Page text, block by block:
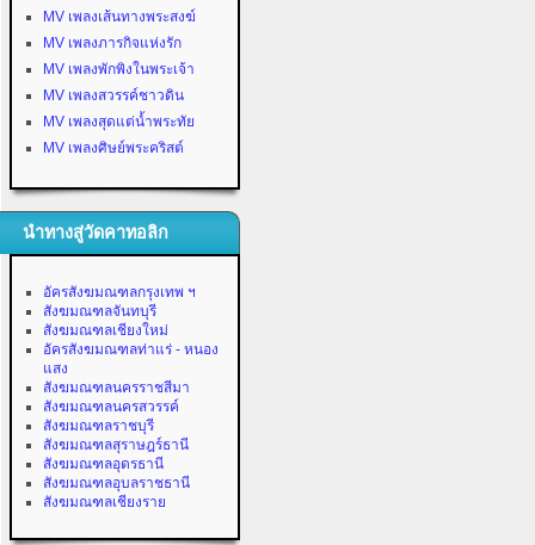
MV เพลงเส้นทางพระสงฆ์
MV เพลงภารกิจแห่งรัก
MV เพลงพักพิงในพระเจ้า
MV เพลงสวรรค์ชาวดิน
MV เพลงสุดแต่น้ำพระทัย
MV เพลงศิษย์พระคริสต์
นำทางสู่วัดคาทอลิก
อัครสังฆมณฑลกรุงเทพ ฯ
สังฆมณฑลจันทบุรี
สังฆมณฑลเชียงใหม่
อัครสังฆมณฑลท่าแร่ - หนอง
แสง
สังฆมณฑลนครราชสีมา
สังฆมณฑลนครสวรรค์
สังฆมณฑลราชบุรี
สังฆมณฑลสุราษฎร์ธานี
สังฆมณฑลอุดรธานี
สังฆมณฑลอุบลราชธานี
สังฆมณฑลเชียงราย